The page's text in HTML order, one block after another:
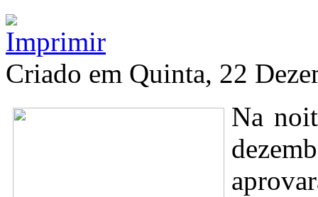
Criado em Quinta, 22
Na